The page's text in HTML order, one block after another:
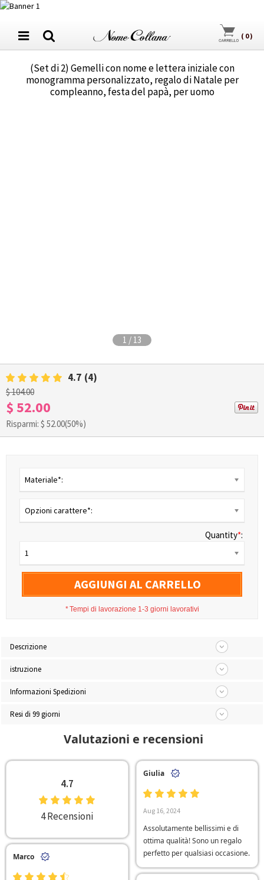
( 0)
(Set di 2) Gemelli con nome e lettera iniziale con
monogramma personalizzato, regalo di Natale per
compleanno, festa del papà, per uomo
1 / 13
4.7 (4)
$ 104.00
$ 52.00
Risparmi: $ 52.00(50%)
Materiale*:
Opzioni carattere*:
Quantity*:
1
AGGIUNGI AL CARRELLO
*Tempi di lavorazione 1-3 giorni lavorativi
Descrizione
istruzione
Informazioni Spedizioni
Resi di 99 giorni
Valutazioni e recensioni
4.7
4 Recensioni
Giulia
Aug 16, 2024
Assolutamente bellissimi e di
ottima qualità! Sono un regalo
perfetto per qualsiasi occasione.
Marco